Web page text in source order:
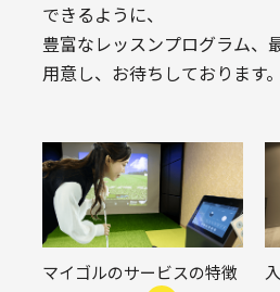
できるように、
豊富なレッスンプログラム、
用意し、お待ちしております。
マイゴルのサービスの特徴